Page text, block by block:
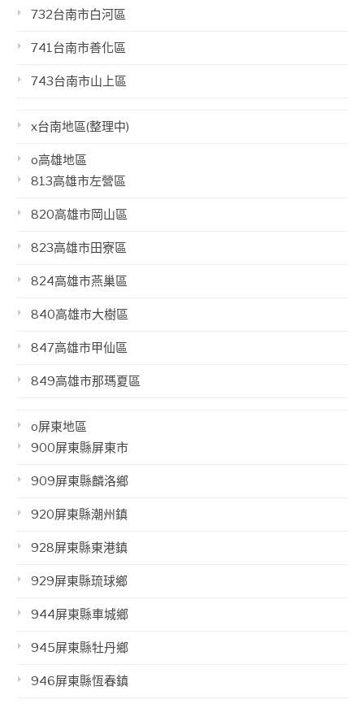
732台南市白河區
741台南市善化區
743台南市山上區
x台南地區(整理中)
o高雄地區
813高雄市左營區
820高雄市岡山區
823高雄市田寮區
824高雄市燕巢區
840高雄市大樹區
847高雄市甲仙區
849高雄市那瑪夏區
o屏東地區
900屏東縣屏東市
909屏東縣麟洛鄉
920屏東縣潮州鎮
928屏東縣東港鎮
929屏東縣琉球鄉
944屏東縣車城鄉
945屏東縣牡丹鄉
946屏東縣恆春鎮